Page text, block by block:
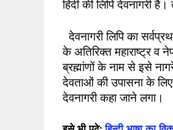
हिंदी की लिपि देवनागरी
देवनागरी लिपि का
के अतिरिक्त महाराष्ट्र व
ब्रह्मांणों के नाम से इसे
देवताओं की उपासना के
देवनागरी कहा जाने लगा।